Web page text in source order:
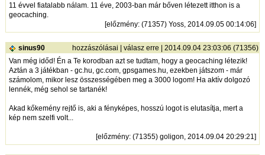
11 évvel fiatalabb nálam. 11 éve, 2003-ban már bőven létezett itthon is a
geocaching.
[előzmény: (71357) Yoss, 2014.09.05 00:14:06]
sinus90 hozzászólásai |válasz erre | 2014.09.04 23:03:06 (71356)
Van még időd! Én a Te korodban azt se tudtam, hogy a geocaching létezik!
Aztán a 3 játékban - gc.hu, gc.com, gpsgames.hu, ezekben játszom - már
számolom, mikor lesz összességében meg a 3000 logom! Ha aktív dolgozó
lennék, még sehol se tartanék!
Akad kőkemény rejtő is, aki a fényképes, hosszú logot is elutasítja, mert a
kép nem szelfi volt...
[előzmény: (71355) goligon, 2014.09.04 20:29:21]